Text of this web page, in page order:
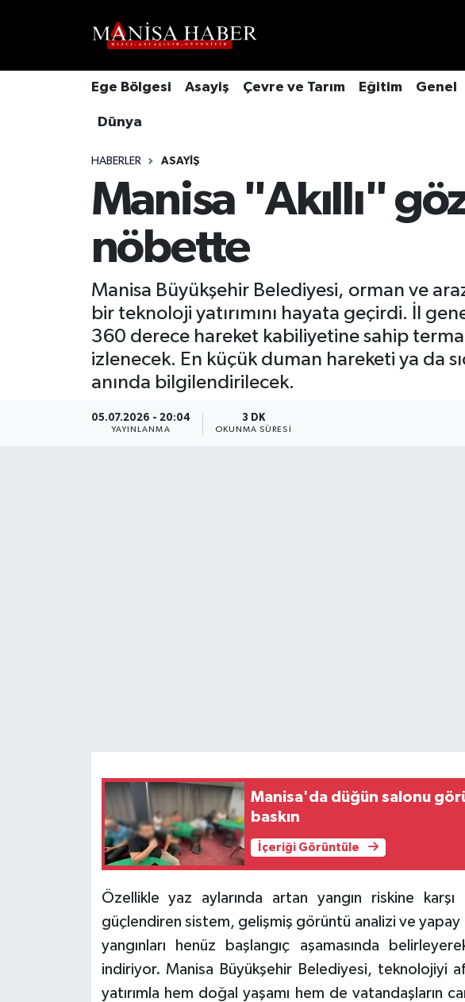
Ege Bölgesi Asayiş Çevre ve Tarım Eğitim Genel
Dünya
HABERLER ASAYIŞ
Manisa "Akıllı"
nöbette
Manisa Büyükşehir Belediyesi, orman ve
bir teknoloji yatırımını hayata geçirdi. İl
360 derece hareket kabiliyetine sahip
izlenecek. En küçük duman hareketi ya da
anında bilgilendirilecek.
05.07.2026 - 20:04
YAYINLANMA
3 DK
OKUNMA SÜRESI
Manisa'da düğün salonu
baskın
İçeriği Görüntüle
Özellikle yaz aylarında artan yangın riskine
güçlendiren sistem, gelişmiş görüntü analizi ve yapay
yangınları henüz başlangıç aşamasında
indiriyor. Manisa Büyükşehir Belediyesi, teknolojiyi
yatırımla hem doğal yaşamı hem de vatandaşların
Tüm Manşetler
Haber Arşivi